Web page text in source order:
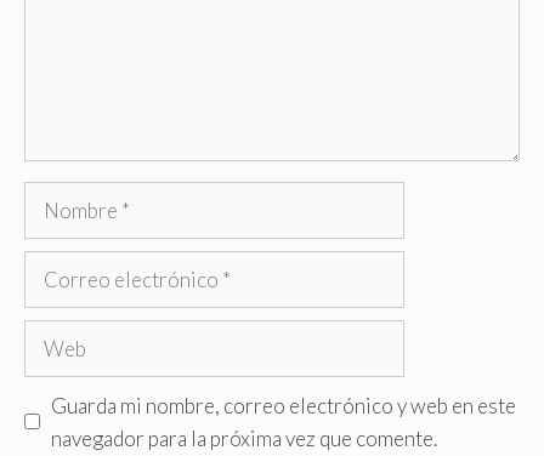
Nombre
Correo
Web
Guarda mi nombre, correo electrónico y web en este
navegador para la próxima vez que comente.